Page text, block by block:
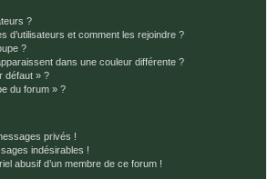
?
d’utilisateurs et comment les rejoindre ?
?
dans une couleur différente ?
défaut » ?
du forum » ?
privés !
indésirables !
abusif d’un membre de ce forum !